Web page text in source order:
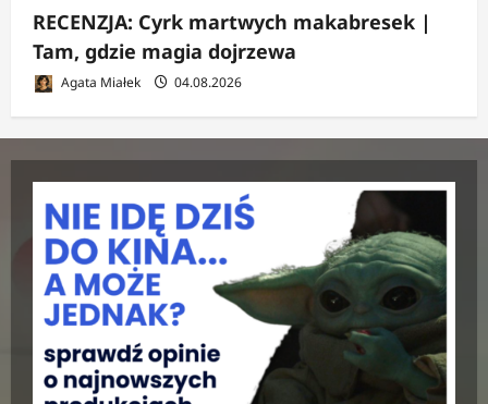
RECENZJA: Cyrk martwych makabresek |
Tam, gdzie magia dojrzewa
Agata Miałek 04.08.2026